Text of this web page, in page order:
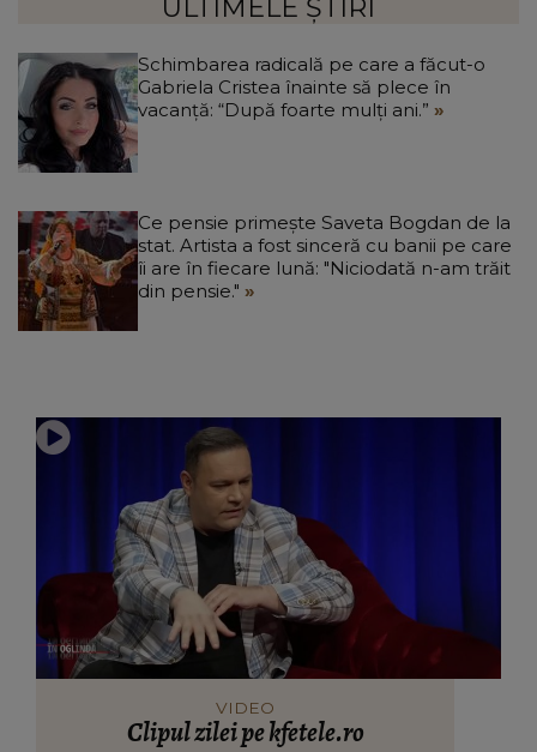
ULTIMELE ȘTIRI
Schimbarea radicală pe care a făcut-o
Gabriela Cristea înainte să plece în
vacanță: “După foarte mulți ani.”
Ce pensie primește Saveta Bogdan de la
stat. Artista a fost sinceră cu banii pe care
îi are în fiecare lună: "Niciodată n-am trăit
din pensie."
VIDEO
Clipul zilei pe kfetele.ro